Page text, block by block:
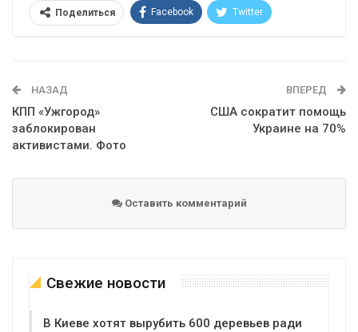
Поделиться Facebook Twitter
НАЗАД
КПП «Ужгород»
заблокирован
активистами. Фото
ВПЕРЕД
США сократит помощь
Украине на 70%
Оставить комментарий
Свежие новости
В Киеве хотят вырубить 600 деревьев ради